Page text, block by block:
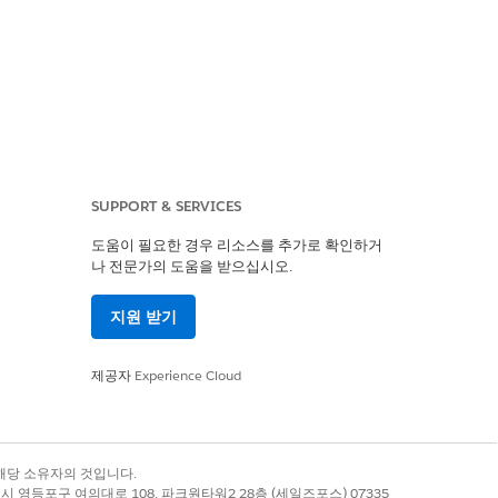
계정 전화번호 업데이트에 설명된
번호를 업데이트합니다.
SUPPORT & SERVICES
도움이 필요한 경우 리소스를 추가로 확인하거
나 전문가의 도움을 받으십시오.
지원 받기
제공자 Experience Cloud
소유자의 것입니다.
영등포구 여의대로 108, 파크원타워2 28층 (세일즈포스) 07335